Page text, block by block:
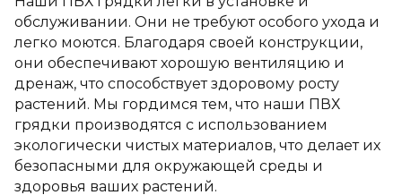
обслуживании. Они не требуют особого ухода и
легко моются. Благодаря своей конструкции,
они обеспечивают хорошую вентиляцию и
дренаж, что способствует здоровому росту
растений. Мы гордимся тем, что наши ПВХ
грядки производятся с использованием
экологически чистых материалов, что делает их
безопасными для окружающей среды и
здоровья ваших растений.